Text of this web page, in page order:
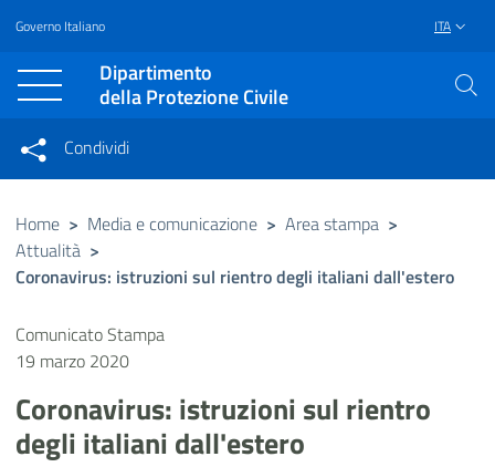
Vai al contenuto principale
Raggiungi il piè di pagina
Governo Italiano ITA
Dipartimento
della Protezione Civile
Condividi su Facebook
Condividi su Twitter
Condividi
Condividi sui social network
Home > Media e comunicazione > Area stampa >
Attualità >
Coronavirus: istruzioni sul rientro degli italiani dall'estero
Comunicato Stampa
19 marzo 2020
Coronavirus: istruzioni sul rientro
degli italiani dall'estero